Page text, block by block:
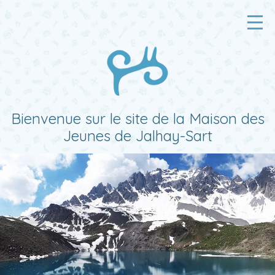
Bienvenue sur le site de la Maison des
Jeunes de Jalhay-Sart
Activités
Planning
Quoi d’neuf ?
La MJ
Contacts